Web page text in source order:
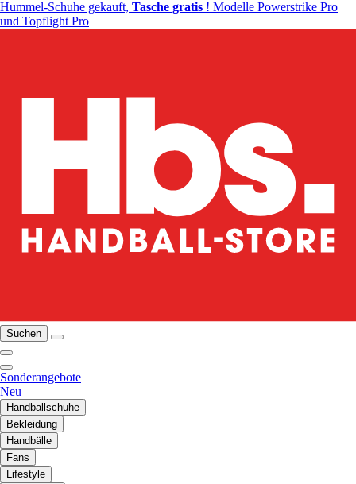
Hummel-Schuhe gekauft, Tasche gratis ! Modelle Powerstrike Pro
und Topflight Pro
Suchen
Sonderangebote
Neu
Handballschuhe
Bekleidung
Handbälle
Fans
Lifestyle